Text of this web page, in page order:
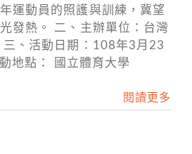
運動員的照護與訓練，冀望
發熱。 二、主辦單位：台灣
三、活動日期：108年3月23
地點： 國立體育大學
閱讀更多